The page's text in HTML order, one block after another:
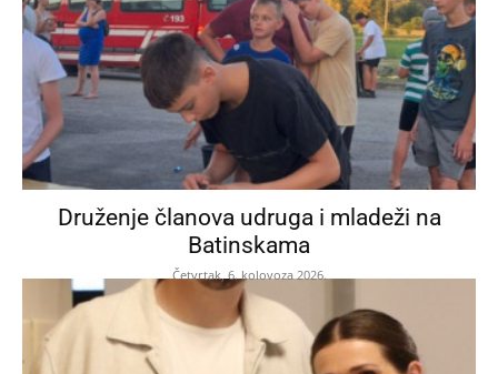
Druženje članova udruga i mladeži na
Batinskama
Četvrtak, 6. kolovoza 2026.